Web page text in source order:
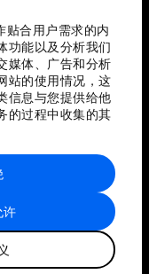
贴合用户需求的内
功能以及分析我们
媒体、广告和分析
站的使用情况，这
信息与您提供给他
的过程中收集的其
许